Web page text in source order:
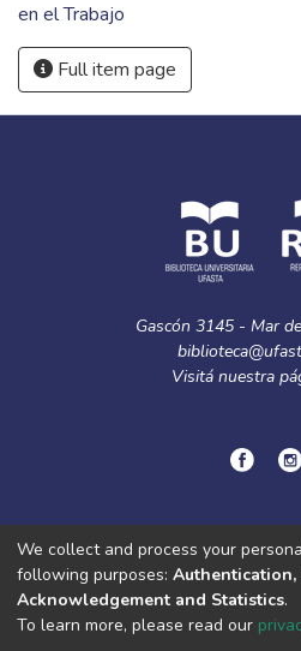
en el Trabajo
Full item page
Gascón 3145 - Mar
Visitá nuestra
© Copyright2024.
DSpace software copyright ©
Cookie
Privacy
We collect and process your
following purposes: Authentication,
Acknowledgement and Statistics.
To learn more, please read our